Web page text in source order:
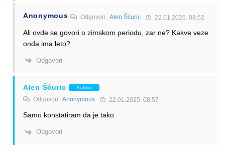
Anonymous OdgovoriAlen Šćuric 22.01.2025. 08:52
Ali ovde se govori o zimskom periodu, zar ne? Kakve veze
onda ima leto?
Odgovori
Alen Šćuric Author
Odgovori Anonymous 22.01.2025. 08:57
Samo konstatiram da je tako.
Odgovori